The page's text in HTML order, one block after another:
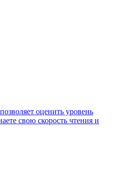
оценить уровень
свою скорость чтения и